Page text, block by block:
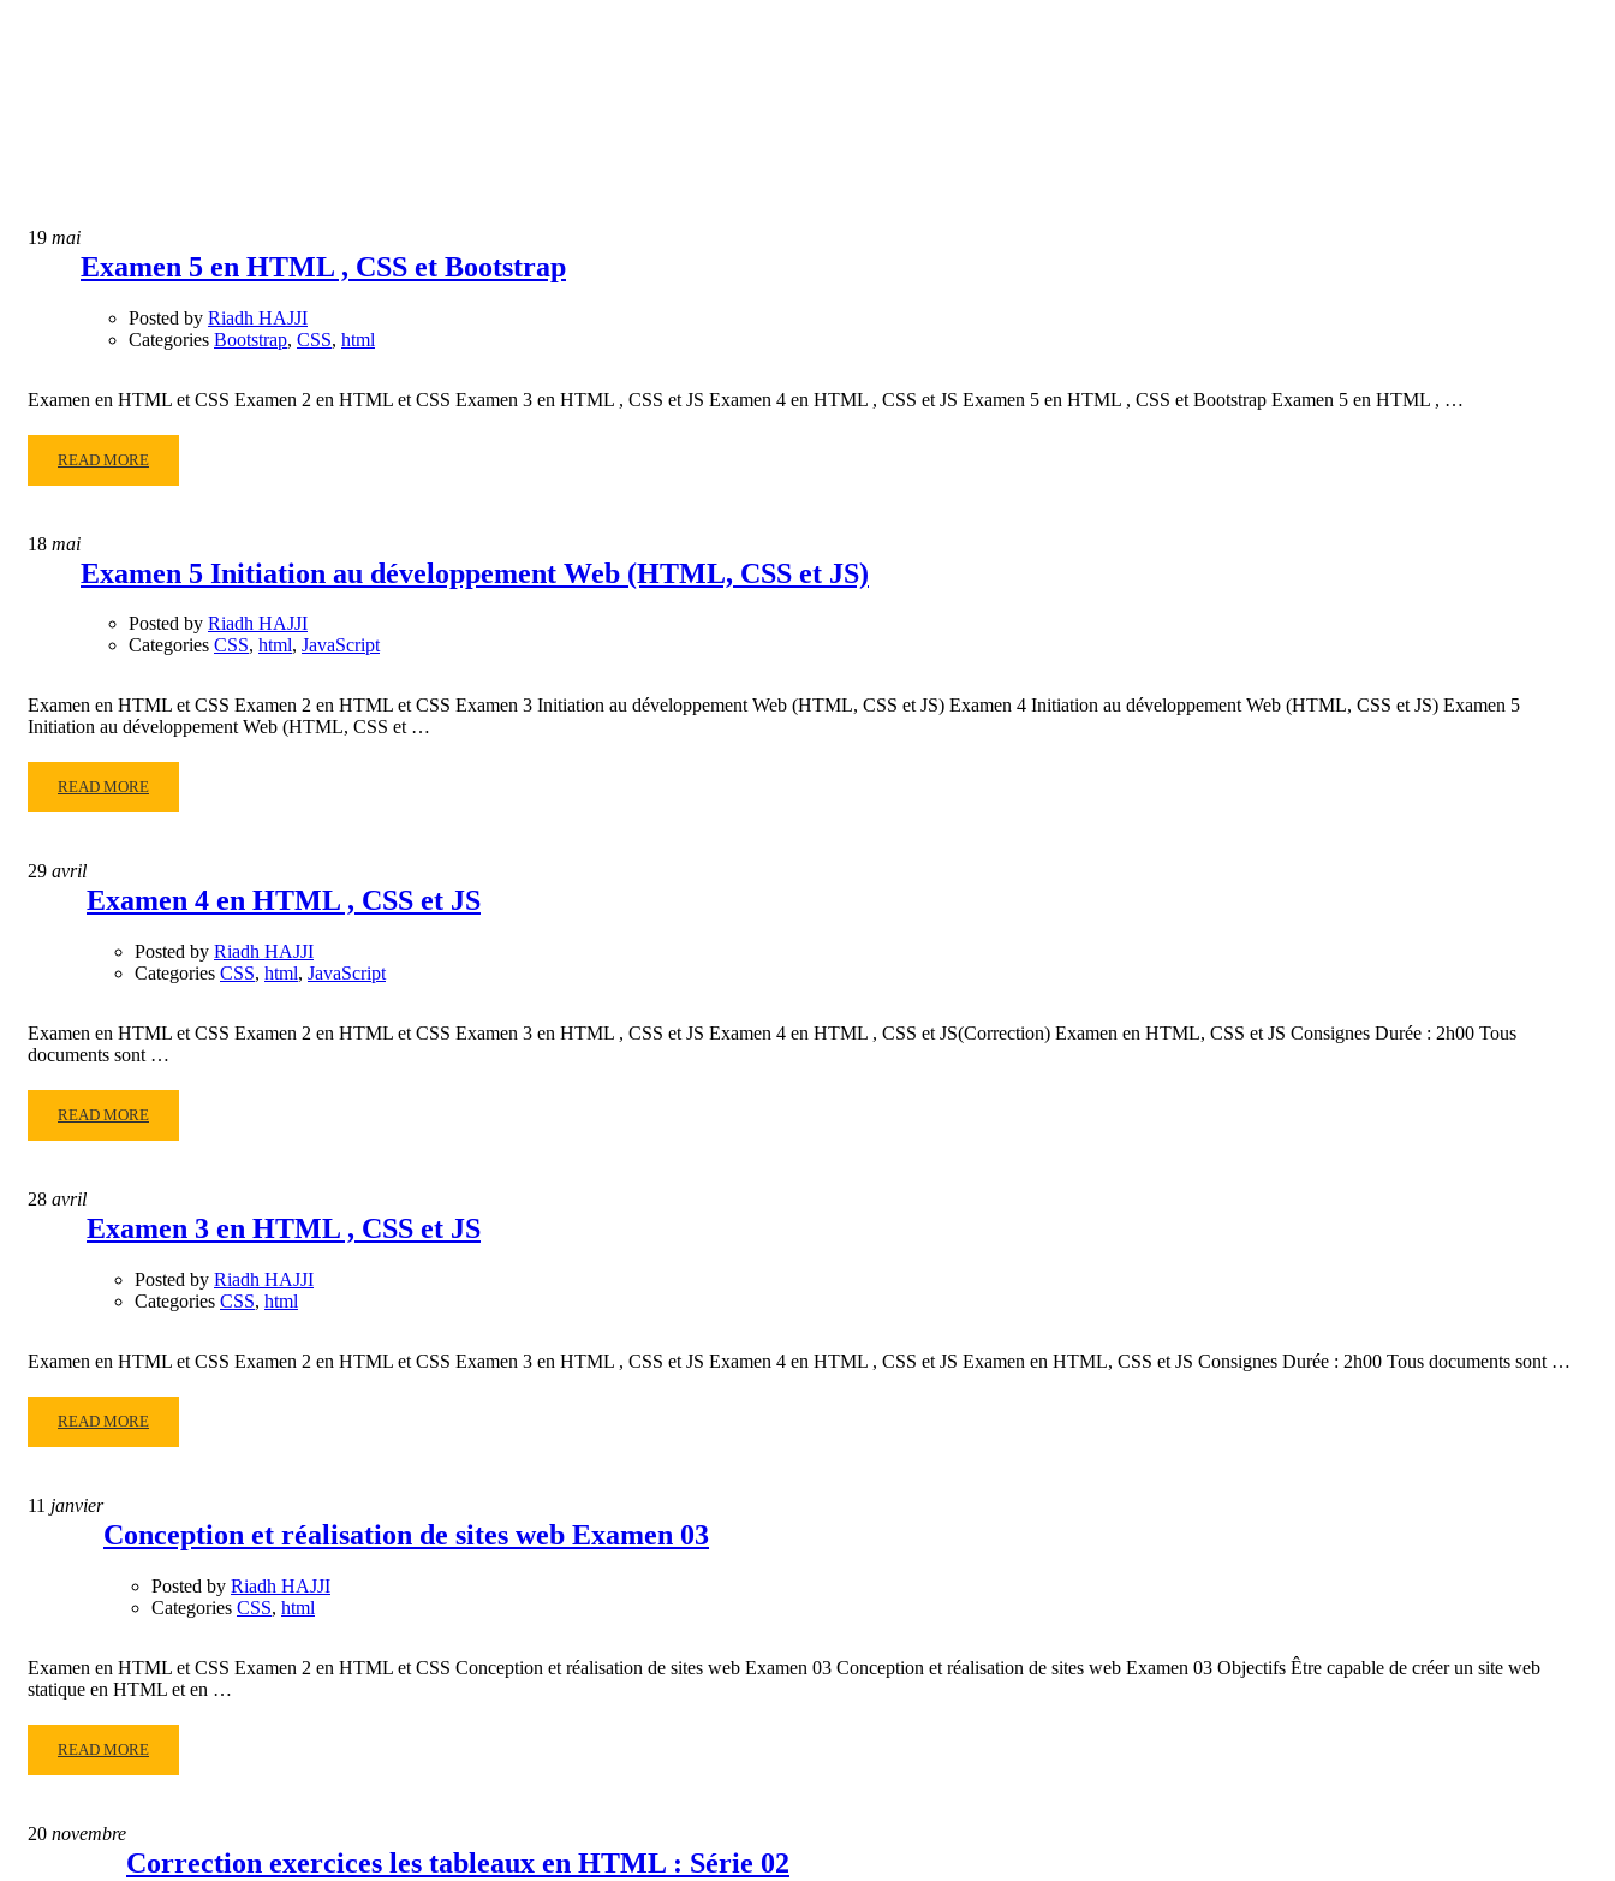
19 mai
Examen 5 en HTML , CSS et Bootstrap
Posted by Riadh HAJJI
Categories Bootstrap, CSS, html
Examen en HTML et CSS Examen 2 en HTML et CSS Examen 3 en HTML , CSS et JS Examen 4 en HTML , CSS et JS Examen 5 en HTML , CSS et Bootstrap Examen 5 en HTML , …
READ
MORE
5
BOOTSTRAP
READ MORE
18 mai
Examen 5 Initiation au développement Web (HTML, CSS et JS)
Posted by Riadh HAJJI
Categories CSS, html, JavaScript
Examen en HTML et CSS Examen 2 en HTML et CSS Examen 3 Initiation au développement Web (HTML, CSS et JS) Examen 4 Initiation au développement Web (HTML, CSS et JS) Examen 5
Initiation au développement Web (HTML, CSS et …
READ
MORE
5
INITIATION
DÉVELOPPEMENT
CSS
ET
READ MORE
29 avril
Examen 4 en HTML , CSS et JS
Posted by Riadh HAJJI
Categories CSS, html, JavaScript
Examen en HTML et CSS Examen 2 en HTML et CSS Examen 3 en HTML , CSS et JS Examen 4 en HTML , CSS et JS(Correction) Examen en HTML, CSS et JS Consignes Durée : 2h00 Tous
documents sont …
READ
MORE
4
JS
READ MORE
28 avril
Examen 3 en HTML , CSS et JS
Posted by Riadh HAJJI
Categories CSS, html
Examen en HTML et CSS Examen 2 en HTML et CSS Examen 3 en HTML , CSS et JS Examen 4 en HTML , CSS et JS Examen en HTML, CSS et JS Consignes Durée : 2h00 Tous documents sont …
READ
MORE
3
JS
READ MORE
11 janvier
Conception et réalisation de sites web Examen 03
Posted by Riadh HAJJI
Categories CSS, html
Examen en HTML et CSS Examen 2 en HTML et CSS Conception et réalisation de sites web Examen 03 Conception et réalisation de sites web Examen 03 Objectifs Être capable de créer un site web
statique en HTML et en …
READ
MORE
ET
RÉALISATION
READ MORE
20 novembre
Correction exercices les tableaux en HTML : Série 02